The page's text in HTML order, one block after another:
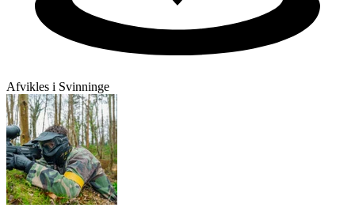
Afvikles i Svinninge